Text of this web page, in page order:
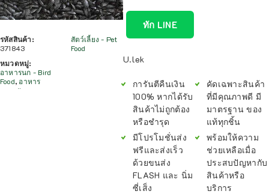
รหัสสินค้า:
371843
หมวดหมู่:
อาหารนก - Bird
Food, อาหาร
สัตว์เลี้ยง - Pet
Food
ทัก LINE
U.lek
การันตีคืนเงิน
100% หากได้รับ
สินค้าไม่ถูกต้อง
หรือชำรุด
มีโปรโมชั่นส่ง
ฟรีและส่งเร็ว
ด้วยขนส่ง
FLASH และ นิ่ม
ซี่เส็ง
คัดเฉพาะสินค้า
ที่มีคุณภาพดี มี
มาตรฐาน ของ
แท้ทุกชิ้น
พร้อมให้ความ
ช่วยเหลือเมื่อ
ประสบปัญหากับ
สินค้าหรือ
บริการ